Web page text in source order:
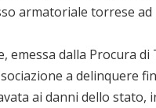
armatoriale torrese ad
emessa dalla Procura
a delinquere
ai danni dello stato,